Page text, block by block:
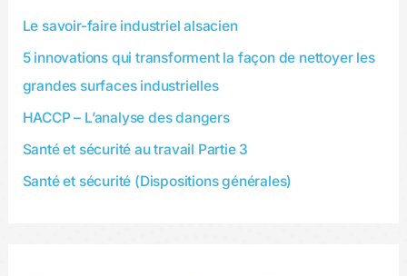
Le savoir-faire industriel alsacien
5 innovations qui transforment la façon de nettoyer les
grandes surfaces industrielles
HACCP – L’analyse des dangers
Santé et sécurité au travail Partie 3
Santé et sécurité (Dispositions générales)